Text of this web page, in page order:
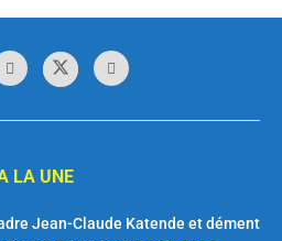
LA UNE
Jean-Claude Katende et dément